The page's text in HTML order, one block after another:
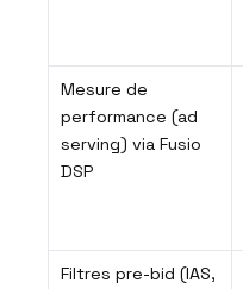
Mesure de
performance (ad
serving) via Fusio
DSP
Filtres pre-bid (IAS,